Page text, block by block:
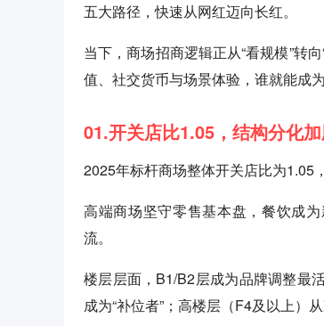
五大路径，快速从网红迈向长红。
当下，商场招商逻辑正从“看规模”转
值、社交货币与场景体验，谁就能成为
01.开关店比1.05，结构分化
2025年标杆商场整体开关店比为1.05
高端商场坚守零售基本盘，餐饮成
流。
楼层层面，B1/B2层成为品牌调整最
成为“补位者”；高楼层（F4及以上）